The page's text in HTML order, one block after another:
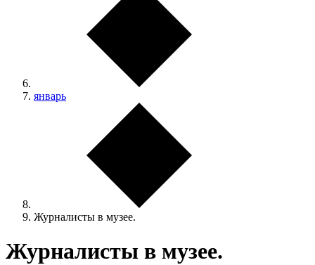
январь
Журналисты в музее.
Журналисты в музее.